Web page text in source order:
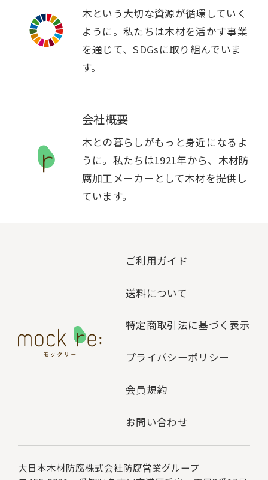
木という大切な資源が循環していく
ように。私たちは木材を活かす事業
を通じて、SDGsに取り組んでいま
す。
会社概要
木との暮らしがもっと身近になるよ
うに。私たちは1921年から、木材防
腐加工メーカーとして木材を提供し
ています。
ご利用ガイド
送料について
特定商取引法に基づく表示
プライバシーポリシー
会員規約
お問い合わせ
大日本木材防腐株式会社防腐営業グループ